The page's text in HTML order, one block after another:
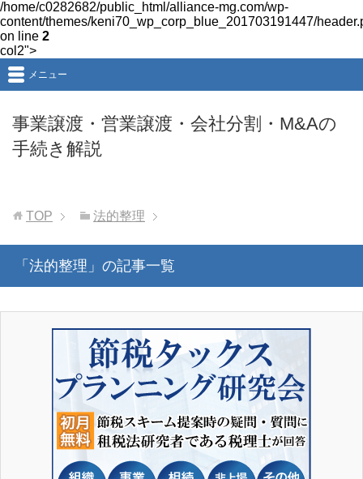
/home/c0282682/public_html/alliance-mg.com/wp-
content/themes/keni70_wp_corp_blue_201703191447/
on line 2
col2">
事業譲渡・営業譲渡・会社分割・M&Aの
手続き解説
メニュー
TOP 法的整理
「法的整理」の記事一覧